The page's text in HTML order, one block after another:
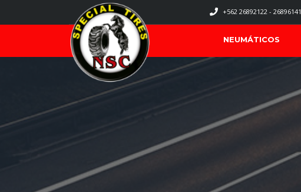
+562 26892122 - 26896141
NEUMÁTICOS